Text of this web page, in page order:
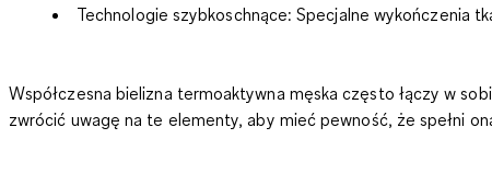
Technologie szybkoschnące: Specjalne wykończenia
Współczesna bielizna termoaktywna męska często łączy w
zwrócić uwagę na te elementy, aby mieć pewność, że spełni